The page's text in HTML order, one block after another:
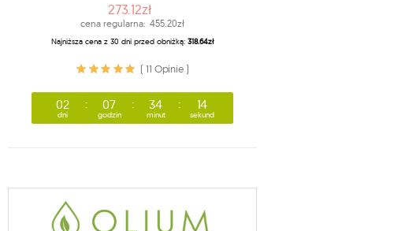
273.12zł
cena regularna: 455.20zł
Najniższa cena z 30 dni przed obniżką: 318.64zł
( 11 Opinie )
02
dni
07
godzin
34
minut
13
sekund